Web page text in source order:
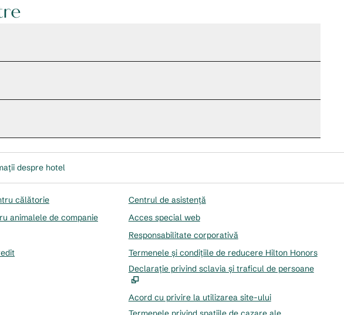
despre hotel
călătorie
animalele de companie
Centrul de asistență
Acces special web
Responsabilitate corporativă
Termenele și condițiile de reducere Hilton Honors
Declarație privind sclavia și traficul de persoane
Acord cu privire la utilizarea site-ului